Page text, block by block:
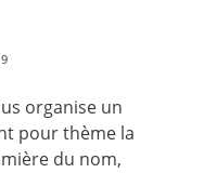
organise un
pour thème la
du nom,